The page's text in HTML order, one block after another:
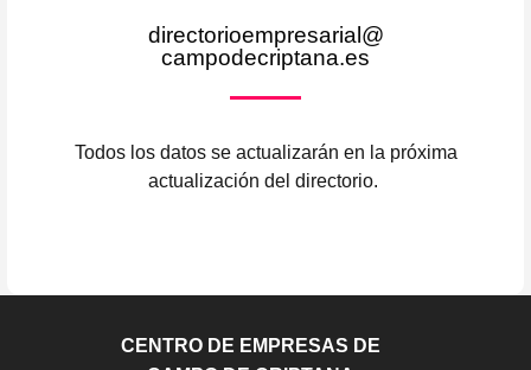
directorioempresarial@
campodecriptana.es
Todos los datos se actualizarán en la próxima
actualización del directorio.
CENTRO DE EMPRESAS DE